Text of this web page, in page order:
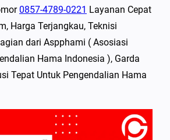
0857-4789-0221 Layanan Cepat
Harga Terjangkau, Teknisi
dari Aspphami ( Asosiasi
Hama Indonesia ), Garda
Tepat Untuk Pengendalian Hama